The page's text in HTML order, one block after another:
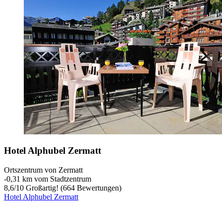
Hotel Alphubel Zermatt
Ortszentrum von Zermatt
‐0,31 km vom Stadtzentrum
8,6/10 Großartig! (664 Bewertungen)
Hotel Alphubel Zermatt